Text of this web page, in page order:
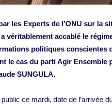
les Experts de l’ONU sur la
véritablement accablé le
politiques
le cas du parti Agir
SUNGULA.
ce mardi, date de l’arrivée